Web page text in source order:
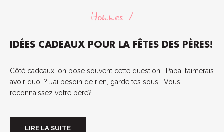
Hommes
IDÉES CADEAUX POUR LA FÊTES DES PÈRES!
Côté cadeaux, on pose souvent cette question : Papa, t’aimerais
avoir quoi ? J’ai besoin de rien, garde tes sous ! Vous
reconnaissez votre père?
LIRE LA SUITE